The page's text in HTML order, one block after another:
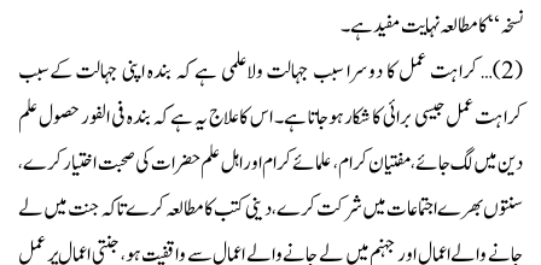
نسخہ‘‘ کا مطالعہ نہایت مفید ہے۔
(
2)… کراہت عمل کا دوسرا سبب جہالت ولاعلمی ہے کہ بندہ اپنی جہالت کےسبب
کراہت عمل جیسی برائی کا شکار ہوجاتا ہے۔ اس کا علاج یہ ہے کہ بندہ فی الفور حصول علم
دین میں لگ جائے،مفتیان کرام،علمائے کرام اور اہل علم حضرات کی صحبت اختیار کرے،
سنتوں بھرے اجتماعات میں شرکت کرے،دینی کتب کا مطالعہ کرے تاکہ جنت میں لے
جانے والے اعمال اور جہنم میں لے جانے والے اعمال سے واقفیت ہو،جنتی اعمال پر عمل